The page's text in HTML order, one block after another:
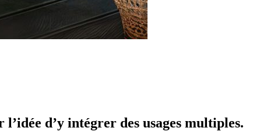
d’y intégrer des usages multiples.